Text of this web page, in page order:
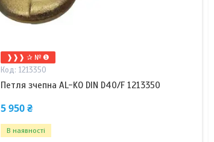
❱❱❱ ✰ № ❶
1213350
Петля зчепна AL-KO DIN D40/F 1213350
5 950 ₴
В наявності